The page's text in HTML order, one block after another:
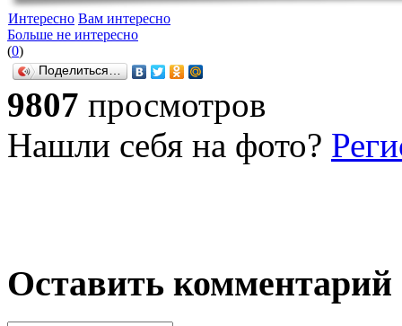
Интересно Вам интересно
Больше не интересно
(0)
Поделиться…
9807 просмотров
Нашли себя на фото?
Оставить комментарий